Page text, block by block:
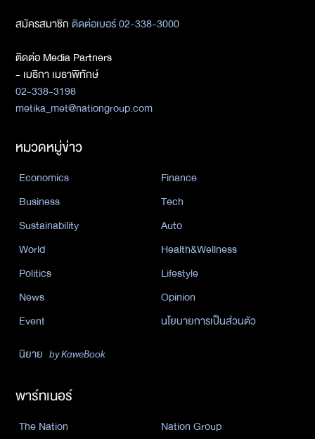
สมัครสมาชิกติดต่อเบอร์ 02-338-3000
ติดต่อ Media Partners
- เมธิกา เมธาพิทักษ์
02-338-3198
metika_met@nationgroup.com
หมวดหมู่ข่าว
Economics
Finance
Business
Tech
Sustainability
Auto
World
Health&Wellness
Politics
Lifestyle
News
Opinion
Event
นโยบายการเป็นส่วนตัว
นิยาย by KaweBook
พาร์ทเนอร์
The Nation Nation Group